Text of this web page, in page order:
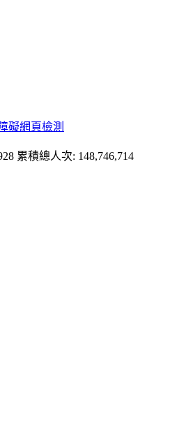
累積總人次: 148,746,714